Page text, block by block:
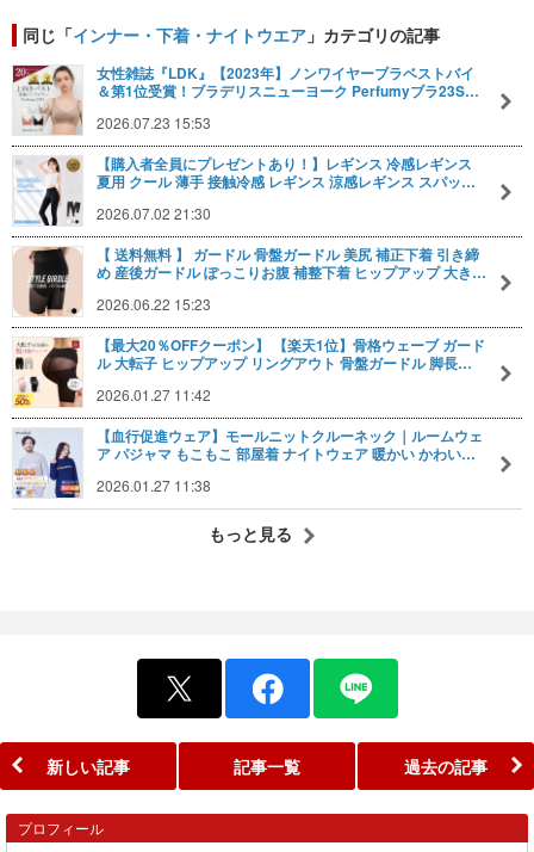
同じ「インナー・下着・ナイトウエア 」カテゴリの記事
女性雑誌『LDK』【2023年】ノンワイヤーブラベストバイ
＆第1位受賞！ブラデリスニューヨーク Perfumyブラ23S…
2026.07.23 15:53
【購入者全員にプレゼントあり！】レギンス 冷感レギンス
夏用 クール 薄手 接触冷感 レギンス 涼感レギンス スパッ…
2026.07.02 21:30
【 送料無料 】 ガードル 骨盤ガードル 美尻 補正下着 引き締
め 産後ガードル ぽっこりお腹 補整下着 ヒップアップ 大き…
2026.06.22 15:23
【最大20％OFFクーポン】 【楽天1位】骨格ウェーブ ガード
ル 大転子 ヒップアップ リングアウト 骨盤ガードル 脚長…
2026.01.27 11:42
【血行促進ウェア】モールニットクルーネック｜ルームウェ
ア パジャマ もこもこ 部屋着 ナイトウェア 暖かい かわい…
2026.01.27 11:38
もっと見る
新しい記事 記事一覧 過去の記事
プロフィール